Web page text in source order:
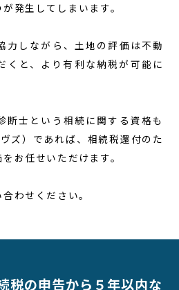
発生してしまいます。
力しながら、土地の評価は不動
くと、より有利な納税が可能に
断士という相続に関する資格も
ズ）であれば、相続税還付のた
お任せいただけます。
わせください。
税の申告から５年以内な